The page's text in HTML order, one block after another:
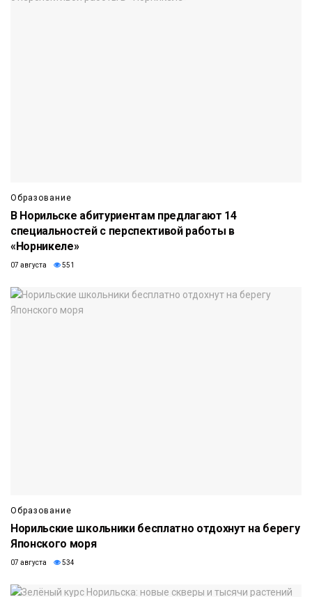
Образование
В Норильске абитуриентам предлагают 14
специальностей с перспективой работы в
«Норникеле»
07 августа 551
Образование
Норильские школьники бесплатно отдохнут на берегу
Японского моря
07 августа 534